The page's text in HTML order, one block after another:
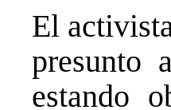
El
presunto
estando